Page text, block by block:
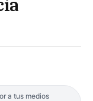
a tus medios